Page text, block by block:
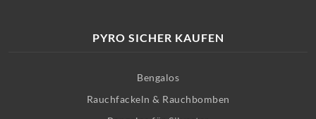
PYRO SICHER KAUFEN
Bengalos
Rauchfackeln & Rauchbomben